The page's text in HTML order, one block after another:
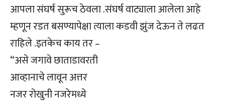
आपला संघर्ष सुरूच ठेवला .संघर्ष वाट्याला आलेला आहे
म्हणून रडत बसण्यापेक्षा त्याला कडवी झुंज देऊन ते लढत
राहिले .इतकेच काय तर –
“असे जगावे छाताडावरती
आव्हानाचे लावून अत्तर
नजर रोखुनी नजरेमध्ये